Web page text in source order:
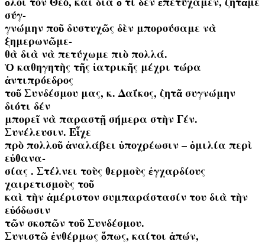
σύγ-
γνώμην ποῦ δυστυχῶς δὲν μπορούσαμε νὰ
ξημερωνῶμε-
θὰ διὰ νὰ πετύχωμε πιὸ πολλά.
Ὁ καθηγητὴς τῆς ἰατρικῆς μέχρι τώρα
ἀντιπρόεδρος
τοῦ Συνδέσμου μας, κ. Δαΐκος, ζητᾶ συγνώμην
διότι δέν
μπορεῖ νὰ παραστῇ σήμερα στὴν Γέν.
Συνέλευσιν. Εἶχε
πρὸ πολλοῦ ἀναλάβει ὑποχρέωσιν – ὁμιλία περὶ
εὐθανα-
σίας . Στέλνει τοὺς θερμοὺς ἐγχαρδίους
χαιρετισμοὺς τοῦ
καὶ τὴν ἀμέριστον συμπαράστασίν του διὰ τὴν
εὐόδωσιν
τῶν σκοπῶν τοῦ Συνδέσμου.
Συνιστῶ ἐνθέρμως ὅπως, καίτοι ἀπών,